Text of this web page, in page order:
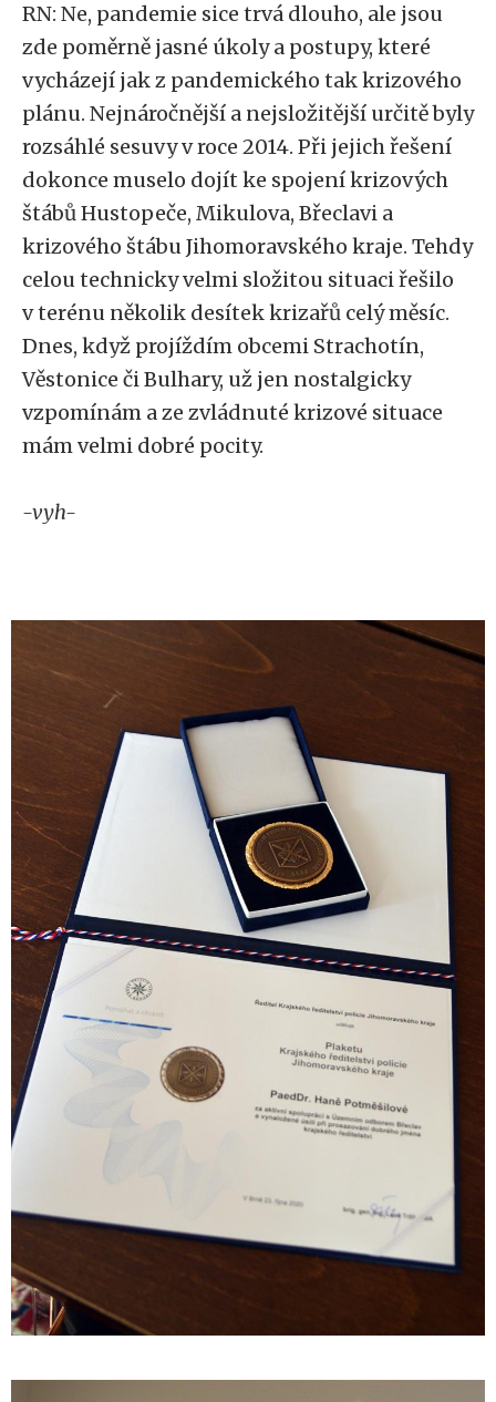
RN: Ne, pandemie sice trvá dlouho, ale jsou
zde poměrně jasné úkoly a postupy, které
vycházejí jak z pandemického tak krizového
plánu. Nejnáročnější a nejsložitější určitě byly
rozsáhlé sesuvy v roce 2014. Při jejich řešení
dokonce muselo dojít ke spojení krizových
štábů Hustopeče, Mikulova, Břeclavi a
krizového štábu Jihomoravského kraje. Tehdy
celou technicky velmi složitou situaci řešilo
v terénu několik desítek krizařů celý měsíc.
Dnes, když projíždím obcemi Strachotín,
Věstonice či Bulhary, už jen nostalgicky
vzpomínám a ze zvládnuté krizové situace
mám velmi dobré pocity.
-vyh-